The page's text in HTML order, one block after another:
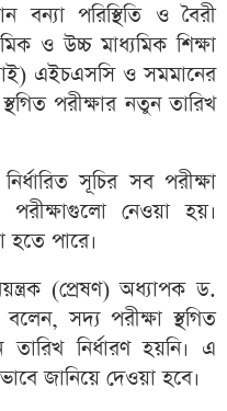
বন্যা পরিস্থিতি ও বৈরী
ও উচ্চ মাধ্যমিক শিক্ষা
এইচএসসি ও সমমানের
পরীক্ষার নতুন তারিখ
সূচির সব পরীক্ষা
নেওয়া হয়।
পারে।
(প্রেষণ) অধ্যাপক ড.
সদ্য পরীক্ষা স্থগিত
নির্ধারণ হয়নি। এ
জানিয়ে দেওয়া হবে।